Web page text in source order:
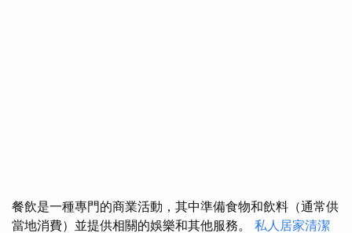
餐飲是一種專門的商業活動，其中準備食物和飲料（通常供
當地消費）並提供相關的娛樂和其他服務。 私人居家清潔